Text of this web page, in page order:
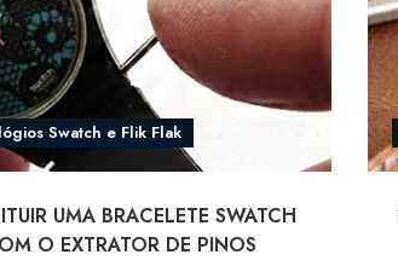
Swatch e Flik Flak
UMA BRACELETE SWATCH
O EXTRATOR DE PINOS